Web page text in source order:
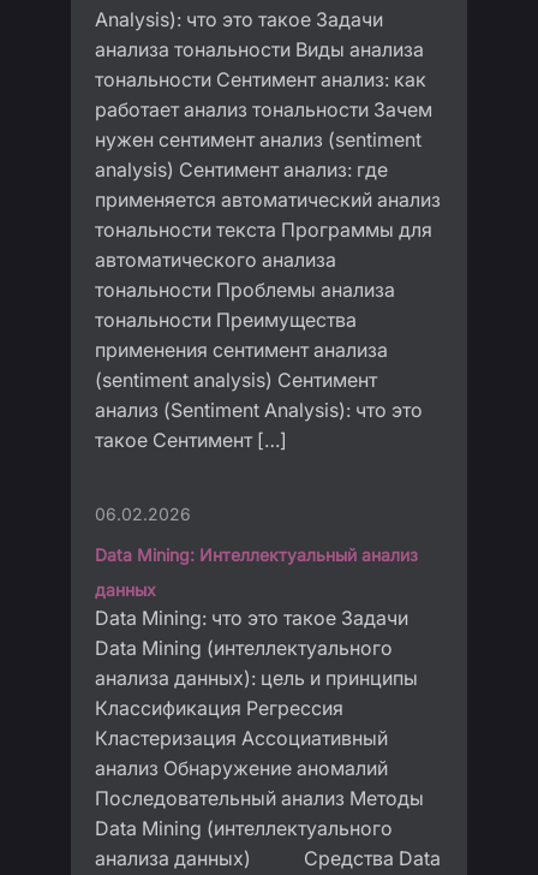
Analysis): что это такое Задачи
анализа тональности Виды анализа
тональности Сентимент анализ: как
работает анализ тональности Зачем
нужен сентимент анализ (sentiment
analysis) Cентимент анализ: где
применяется автоматический анализ
тональности текста Программы для
автоматического анализа
тональности Проблемы анализа
тональности Преимущества
применения сентимент анализа
(sentiment analysis) Сентимент
анализ (Sentiment Analysis): что это
такое Сентимент […]
06.02.2026
Data Mining: Интеллектуальный анализ
данных
Data Mining: что это такое Задачи
Data Mining (интеллектуального
анализа данных): цель и принципы
Классификация Регрессия
Кластеризация Ассоциативный
анализ Обнаружение аномалий
Последовательный анализ Методы
Data Mining (интеллектуального
анализа данных) Средства Data